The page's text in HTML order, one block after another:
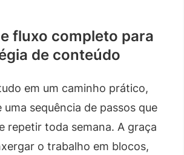
fluxo completo para
de conteúdo
em um caminho prático,
uma sequência de passos que
repetir toda semana. A graça
o trabalho em blocos,